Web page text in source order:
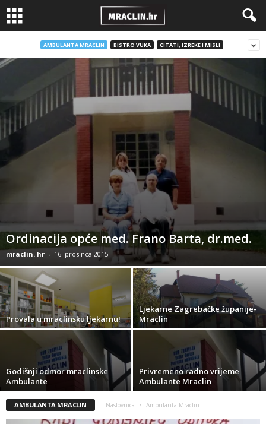
AMBULANTA MRACLIN BISTRO VUKA CITATI, IZREKE I MISLI
Ordinacija opće med. Frano Barta, dr.med.
mraclin. hr - 16. prosinca 2015.
Provala u mraclinsku ljekarnu!
Ljekarne Zagrebačke županije-
Mraclin
Godišnji odmor mraclinske
Ambulante
Privremeno radno vrijeme
Ambulante Mraclin
AMBULANTA MRACLIN Naslovnica Ambulanta Mraclin